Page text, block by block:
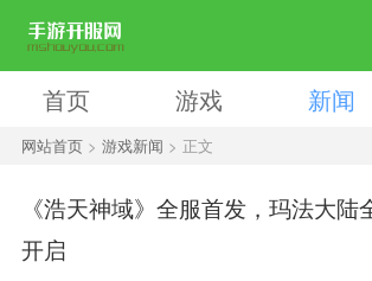
首页 游戏 新闻
网站首页> 游戏新闻 > 正文
《浩天神域》全服首发，玛法大陆
开启